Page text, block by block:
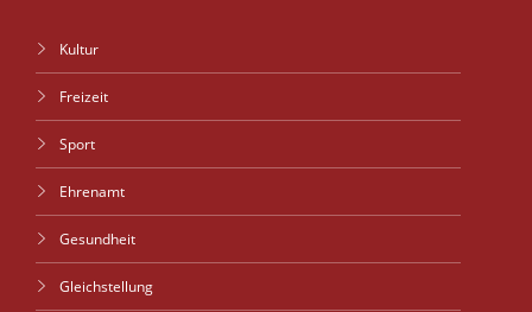
Kultur
Freizeit
Sport
Ehrenamt
Gesundheit
Gleichstellung